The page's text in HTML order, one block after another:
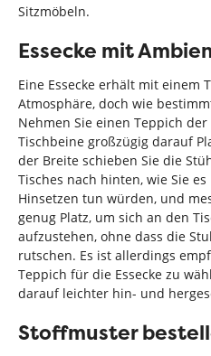
Sitzmöbeln.
Essecke mit
Eine Essecke erhält mit einem
Atmosphäre, doch wie
Nehmen Sie einen Teppich
Tischbeine großzügig darauf
der Breite schieben Sie die
Tisches nach hinten, wie Sie
Hinsetzen tun würden, und
genug Platz, um sich an den
aufzustehen, ohne dass die
rutschen. Es ist allerdings
Teppich für die Essecke zu
darauf leichter hin- und
Stoffmuster